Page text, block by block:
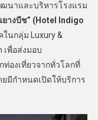
นาและบริหารโรงแรม
ยางบีช” (Hotel Indigo
นกลุ่ม Luxury &
เพื่อส่งมอบ
องเที่ยวจากทั่วโลกที่
มีกำหนดเปิดให้บริการ